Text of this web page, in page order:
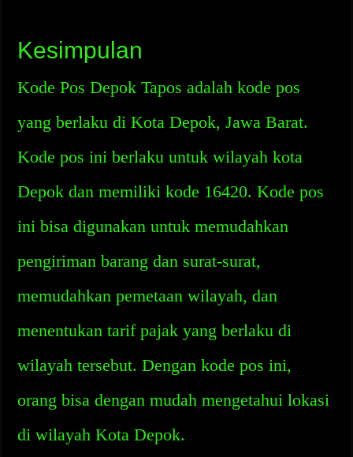
Kesimpulan
Kode Pos Depok Tapos adalah kode pos
yang berlaku di Kota Depok, Jawa Barat.
Kode pos ini berlaku untuk wilayah kota
Depok dan memiliki kode 16420. Kode pos
ini bisa digunakan untuk memudahkan
pengiriman barang dan surat-surat,
memudahkan pemetaan wilayah, dan
menentukan tarif pajak yang berlaku di
wilayah tersebut. Dengan kode pos ini,
orang bisa dengan mudah mengetahui lokasi
di wilayah Kota Depok.